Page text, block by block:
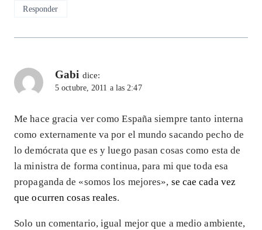
Responder
Gabi dice:
5 octubre, 2011 a las 2:47
Me hace gracia ver como España siempre tanto interna
como externamente va por el mundo sacando pecho de
lo demócrata que es y luego pasan cosas como esta de
la ministra de forma continua, para mi que toda esa
propaganda de «somos los mejores», se cae cada vez
que ocurren cosas reales.
Solo un comentario, igual mejor que a medio ambiente,